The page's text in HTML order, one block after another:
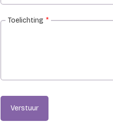
Toelichting *
Verstuur